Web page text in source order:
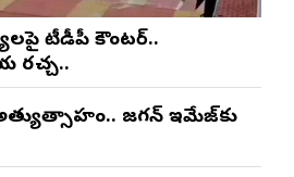
టీడీపీ కౌంటర్..
రచ్చ..
అత్యుత్సాహం.. జగన్ ఇమేజ్‌కు